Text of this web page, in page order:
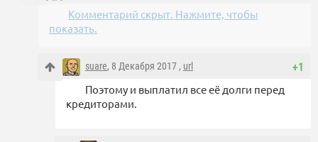
Комментарий скрыт. Нажмите, чтобы
показать.
+1
suare, 8 Декабря 2017 , url
Поэтому и выплатил все её долги перед
кредиторами.